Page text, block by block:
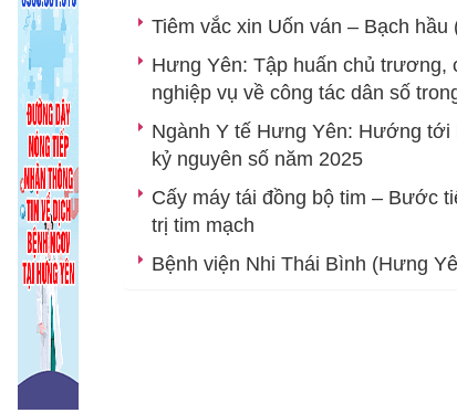
Chức năng nhiệm vụ
Tổ chức bộ máyBan Giám đốc
Các Khoa, phòng chuyên
Khoa
Tin trong nước và
Thông tin ngành
Tiêm vắc xin Uốn ván – Bạch
Hưng Yên: Tập huấn chủ
nghiệp vụ về công tác dân số
Ngành Y tế Hưng Yên: Hướng
kỷ nguyên số năm 2025
Cấy máy tái đồng bộ tim – Bước
trị tim mạch
Bệnh viện Nhi Thái Bình (Hưng